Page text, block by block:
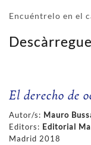
Encuéntrelo en el
El derecho de
Autor/s: Mauro
Editors: Editorial
Madrid 2018